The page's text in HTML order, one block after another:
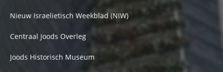
Nieuw Israelietisch Weekblad (NIW)
Centraal Joods Overleg
Joods Historisch Museum